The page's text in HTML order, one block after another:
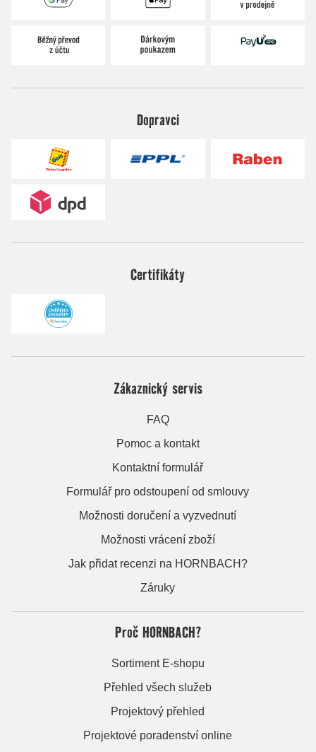
Dopravci
Certifikáty
Zákaznický servis
FAQ
Pomoc a kontakt
Kontaktní formulář
Formulář pro odstoupení od smlouvy
Možnosti doručení a vyzvednutí
Možnosti vrácení zboží
Jak přidat recenzi na HORNBACH?
Záruky
Proč HORNBACH?
Sortiment E-shopu
Přehled všech služeb
Projektový přehled
Projektové poradenství online